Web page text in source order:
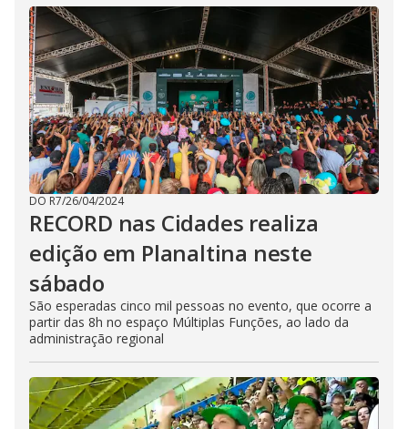
DO R7/26/04/2024
RECORD nas Cidades realiza
edição em Planaltina neste
sábado
São esperadas cinco mil pessoas no evento, que ocorre a
partir das 8h no espaço Múltiplas Funções, ao lado da
administração regional